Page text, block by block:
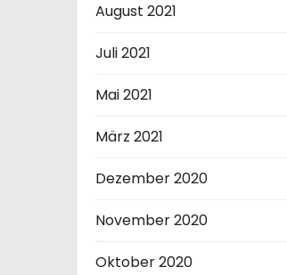
August 2021
Juli 2021
Mai 2021
März 2021
Dezember 2020
November 2020
Oktober 2020